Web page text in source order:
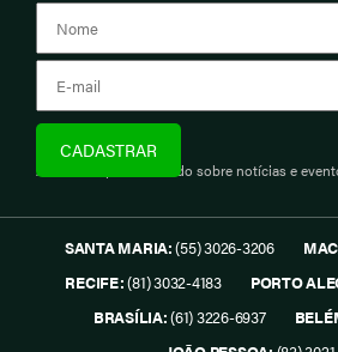
Assine e fique informado sobre notícias e
SANTA MARIA:(55) 3026-3206
RECIFE:(81) 3032-4183 PORTO
BRASÍLIA:(61) 3226-6937